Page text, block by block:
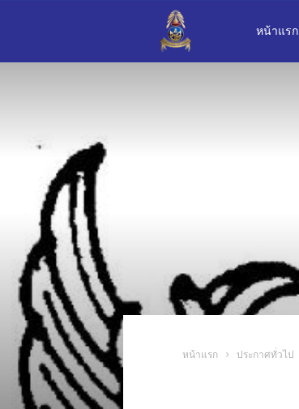
๒
หน้าแรก
หน้าแรก ประกาศทั่วไป